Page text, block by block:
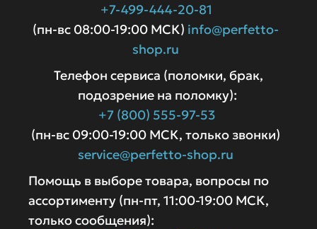
+7-499-444-20-81
(пн-вс 08:00-19:00 МСК) info@perfetto-
shop.ru
Телефон сервиса (поломки, брак,
подозрение на поломку):
+7 (800) 555-97-53
(пн-вс 09:00-19:00 МСК, только звонки)
service@perfetto-shop.ru
Помощь в выборе товара, вопросы по
ассортименту (пн-пт, 11:00-19:00 МСК,
только сообщения):